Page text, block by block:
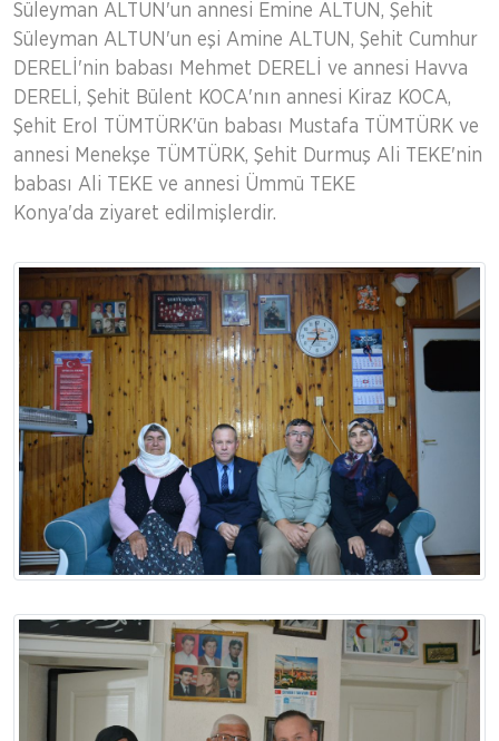
Süleyman ALTUN'un annesi Emine ALTUN, Şehit
Süleyman ALTUN'un eşi Amine ALTUN, Şehit Cumhur
DERELİ'nin babası Mehmet DERELİ ve annesi Havva
DERELİ, Şehit Bülent KOCA'nın annesi Kiraz KOCA,
Şehit Erol TÜMTÜRK'ün babası Mustafa TÜMTÜRK ve
annesi Menekşe TÜMTÜRK, Şehit Durmuş Ali TEKE'nin
babası Ali TEKE ve annesi Ümmü TEKE
Konya'da ziyaret edilmişlerdir.